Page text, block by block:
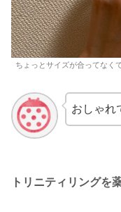
ちょっとサイズが合ってなく
おしゃれ
トリニティリングを